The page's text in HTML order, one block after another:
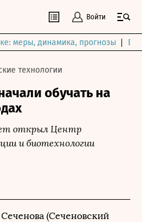
Войти
меры, динамика, прогнозы
технологии
обучать на
открыл Центр
и биотехнологии
(Сеченовский